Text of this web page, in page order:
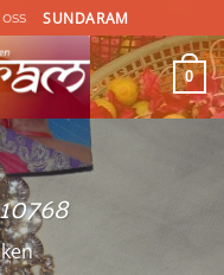
SUNDARAM
0